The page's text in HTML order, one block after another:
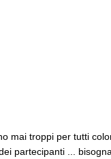
mai troppi per tutti
partecipanti ...